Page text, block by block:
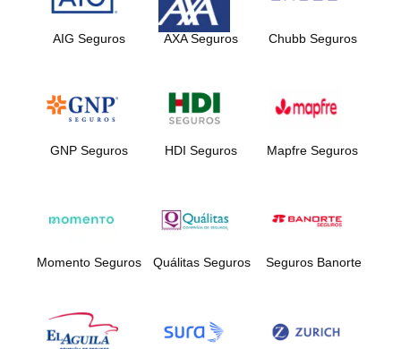
AIG Seguros AXA Seguros Chubb Seguros
GNP Seguros HDI Seguros Mapfre Seguros
Momento Seguros Quálitas Seguros Seguros Banorte